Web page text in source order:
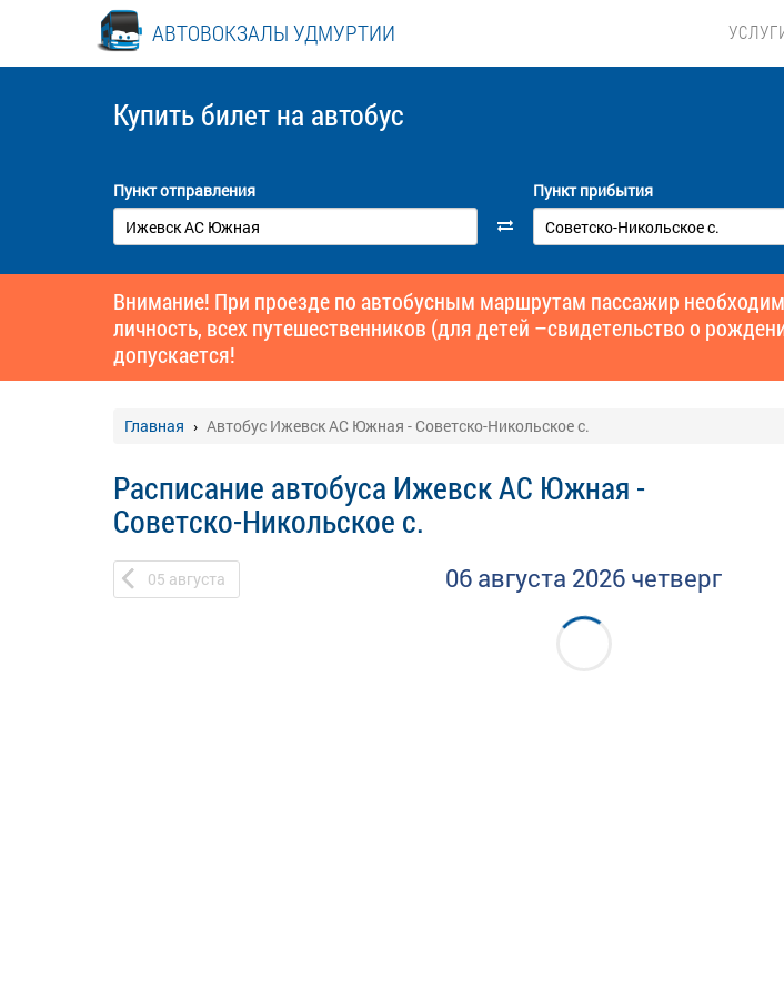
АВТОВОКЗАЛЫ УДМУРТИИ
Купить билет на автобус
Пункт отправления Пункт прибытия
Внимание! При проезде по автобусным маршрутам пассажир
личность, всех путешественников (для детей –свидетельство о
допускается!
Главная Автобус Ижевск АС Южная - Советско-Никольское с.
Расписание автобуса Ижевск АС Южная -
Советско-Никольское с.
05 августа 06 августа 2026 четверг